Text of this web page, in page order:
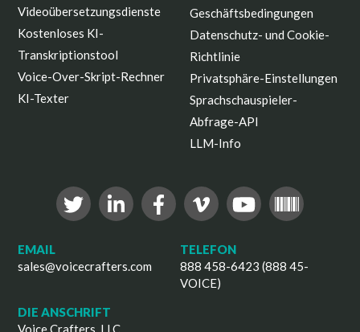
Videoübersetzungsdienste
Kostenloses KI-
Transkriptionstool
Voice-Over-Skript-Rechner
KI-Texter
Geschäftsbedingungen
Datenschutz- und Cookie-
Richtlinie
Privatsphäre-Einstellungen
Sprachschauspieler-
Abfrage-API
LLM-Info
EMAIL
sales@voicecrafters.com
TELEFON
888 458-6423 (888 45-
VOICE)
DIE ANSCHRIFT